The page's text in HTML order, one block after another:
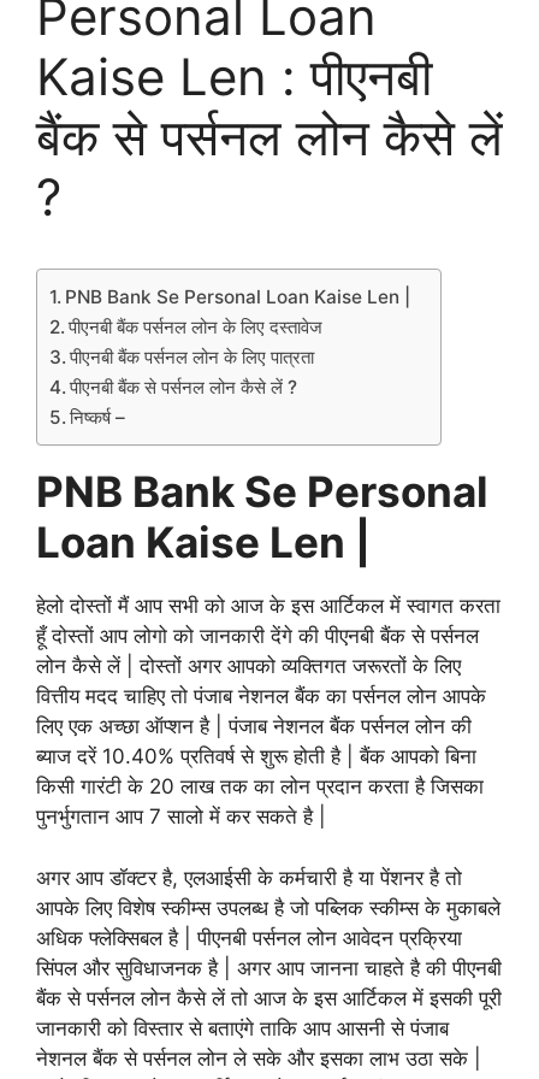
Personal Loan
Kaise Len : पीएनबी
बैंक से पर्सनल लोन कैसे लें
?
PNB Bank Se Personal Loan Kaise Len |
पीएनबी बैंक पर्सनल लोन के लिए दस्तावेज
पीएनबी बैंक पर्सनल लोन के लिए पात्रता
पीएनबी बैंक से पर्सनल लोन कैसे लें ?
निष्कर्ष –
PNB Bank Se Personal
Loan Kaise Len |
हेलो दोस्तों मैं आप सभी को आज के इस आर्टिकल में स्वागत करता
हूँ दोस्तों आप लोगो को जानकारी देंगे की पीएनबी बैंक से पर्सनल
लोन कैसे लें | दोस्तों अगर आपको व्यक्तिगत जरूरतों के लिए
वित्तीय मदद चाहिए तो पंजाब नेशनल बैंक का पर्सनल लोन आपके
लिए एक अच्छा ऑप्शन है | पंजाब नेशनल बैंक पर्सनल लोन की
ब्याज दरें 10.40% प्रतिवर्ष से शुरू होती है | बैंक आपको बिना
किसी गारंटी के 20 लाख तक का लोन प्रदान करता है जिसका
पुनर्भुगतान आप 7 सालो में कर सकते है |
अगर आप डॉक्टर है, एलआईसी के कर्मचारी है या पेंशनर है तो
आपके लिए विशेष स्कीम्स उपलब्ध है जो पब्लिक स्कीम्स के मुकाबले
अधिक फ्लेक्सिबल है | पीएनबी पर्सनल लोन आवेदन प्रक्रिया
सिंपल और सुविधाजनक है | अगर आप जानना चाहते है की पीएनबी
बैंक से पर्सनल लोन कैसे लें तो आज के इस आर्टिकल में इसकी पूरी
जानकारी को विस्तार से बताएंगे ताकि आप आसनी से पंजाब
नेशनल बैंक से पर्सनल लोन ले सके और इसका लाभ उठा सके |